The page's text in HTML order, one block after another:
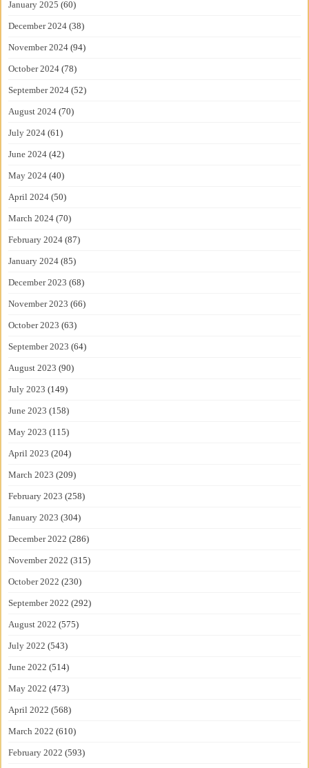
January 2025 (60)
December 2024 (38)
November 2024 (94)
October 2024 (78)
September 2024 (52)
August 2024 (70)
July 2024 (61)
June 2024 (42)
May 2024 (40)
April 2024 (50)
March 2024 (70)
February 2024 (87)
January 2024 (85)
December 2023 (68)
November 2023 (66)
October 2023 (63)
September 2023 (64)
August 2023 (90)
July 2023 (149)
June 2023 (158)
May 2023 (115)
April 2023 (204)
March 2023 (209)
February 2023 (258)
January 2023 (304)
December 2022 (286)
November 2022 (315)
October 2022 (230)
September 2022 (292)
August 2022 (575)
July 2022 (543)
June 2022 (514)
May 2022 (473)
April 2022 (568)
March 2022 (610)
February 2022 (593)